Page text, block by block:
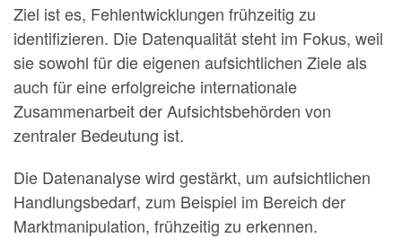
Ziel ist es, Fehlentwicklungen frühzeitig zu
identifizieren. Die Datenqualität steht im Fokus, weil
sie sowohl für die eigenen aufsichtlichen Ziele als
auch für eine erfolgreiche internationale
Zusammenarbeit der Aufsichtsbehörden von
zentraler Bedeutung ist.
Die Datenanalyse wird gestärkt, um aufsichtlichen
Handlungsbedarf, zum Beispiel im Bereich der
Marktmanipulation, frühzeitig zu erkennen.